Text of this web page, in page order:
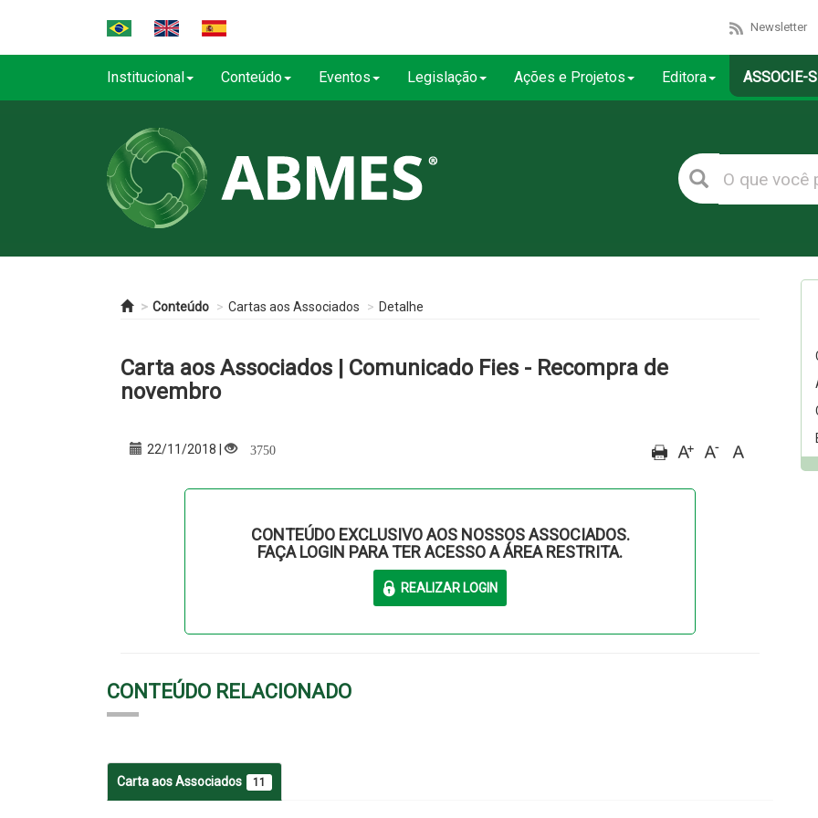
Newsletter
Institucional Conteúdo Eventos Legislação Ações e Projetos Editora ASSOCIE-
Conteúdo Cartas aos Associados Detalhe
Carta aos Associados | Comunicado Fies - Recompra de
novembro
22/11/2018 | 3750
CONTEÚDO EXCLUSIVO AOS NOSSOS ASSOCIADOS.
FAÇA LOGIN PARA TER ACESSO A ÁREA RESTRITA.
CONTEÚDO RELACIONADO
Carta aos Associados 11